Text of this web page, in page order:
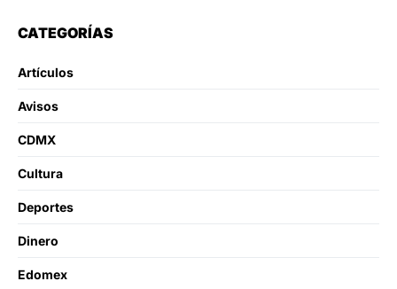
CATEGORÍAS
Artículos
Avisos
CDMX
Cultura
Deportes
Dinero
Edomex